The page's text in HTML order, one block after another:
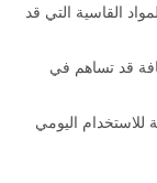
القاسية التي قد
قد تساهم في
كافية للاستخدام اليومي